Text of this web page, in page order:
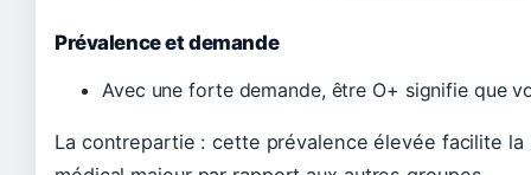
Prévalence et demande
Avec une forte demande, être O+ signifie que
La contrepartie : cette prévalence élevée facilite